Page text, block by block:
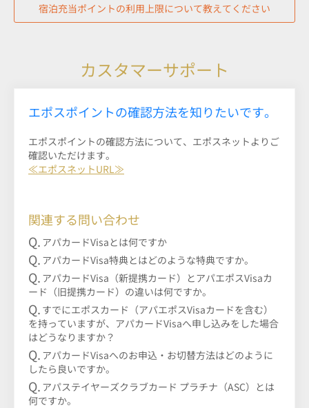
宿泊充当ポイントの利用上限について教えてください
カスタマーサポート
エポスポイントの確認方法を知りたいです。
エポスポイントの確認方法について、エポスネットよりご
確認いただけます。
≪エポスネットURL≫
関連する問い合わせ
アパカードVisaとは何ですか
アパカードVisa特典とはどのような特典ですか。
アパカードVisa（新提携カード）とアパエポスVisaカ
ード（旧提携カード）の違いは何ですか。
すでにエポスカード（アパエポスVisaカードを含む）
を持っていますが、アパカードVisaへ申し込みをした場合
はどうなりますか？
アパカードVisaへのお申込・お切替方法はどのように
したら良いですか。
アパステイヤーズクラブカード プラチナ（ASC）とは
何ですか。